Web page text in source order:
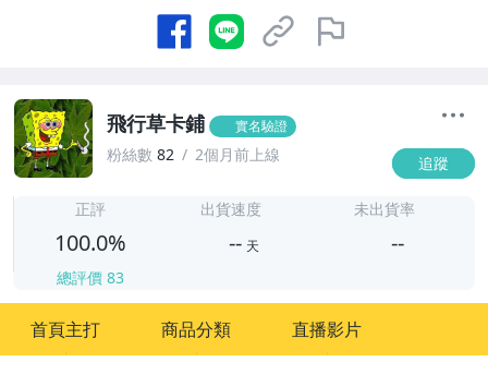
飛行草卡鋪 實名驗證
粉絲數 82 2個月前上線 追蹤
正評
100.0%
總評價 83
出貨速度
-- 天
未出貨率
--
首頁主打 商品分類 直播影片